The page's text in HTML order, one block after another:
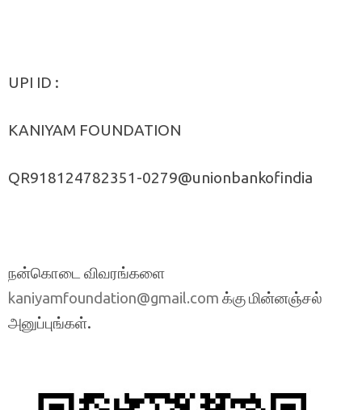
UPI ID :
KANIYAM FOUNDATION
QR918124782351-0279@unionbankofindia
நன்கொடை விவரங்களை
kaniyamfoundation@gmail.com க்கு மின்னஞ்சல்
அனுப்புங்கள்.